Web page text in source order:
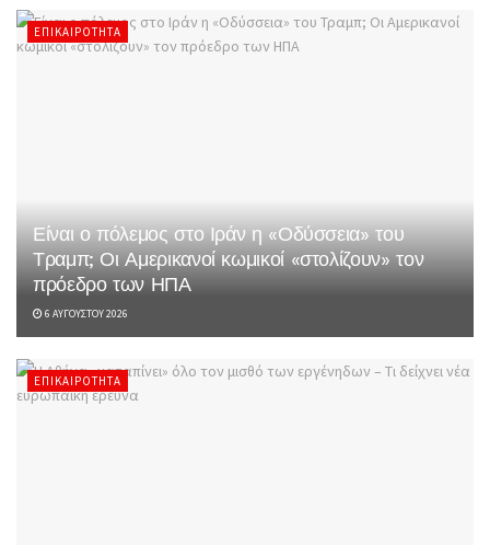
ΕΠΙΚΑΙΡΌΤΗΤΑ
Είναι ο πόλεμος στο Ιράν η «Οδύσσεια» του
Τραμπ; Οι Αμερικανοί κωμικοί «στολίζουν» τον
πρόεδρο των ΗΠΑ
6 ΑΥΓΟΎΣΤΟΥ 2026
ΕΠΙΚΑΙΡΌΤΗΤΑ